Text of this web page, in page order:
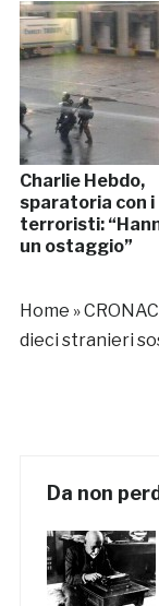
Charlie Hebdo,
sparatoria con i
terroristi:
un ostaggio”
Home »
dieci stranieri
Da non